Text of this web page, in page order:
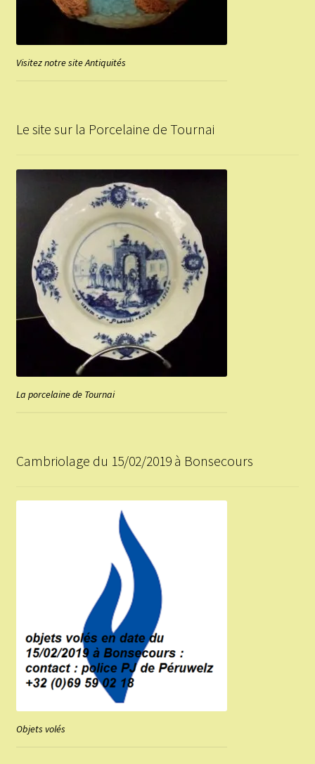
Visitez notre site Antiquités
Le site sur la Porcelaine de Tournai
La porcelaine de Tournai
Cambriolage du 15/02/2019 à Bonsecours
Objets volés